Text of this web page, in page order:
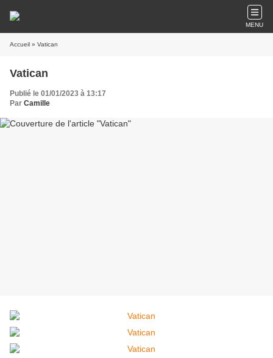
MENU
Accueil » Vatican
Vatican
Publié le 01/01/2023 à 13:17
Par Camille